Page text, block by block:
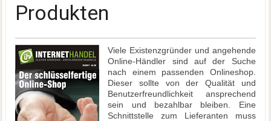
Produkten
Viele Existenzgründer und angehende
Online-Händler sind auf der Suche
nach einem passenden Onlineshop.
Dieser sollte von der Qualität und
Benutzerfreundlichkeit ansprechend
sein und bezahlbar bleiben. Eine
Schnittstelle zum Lieferanten muss